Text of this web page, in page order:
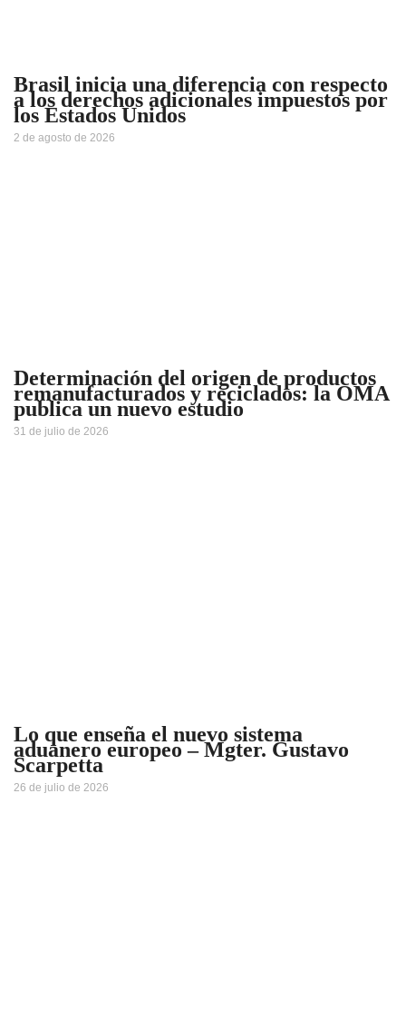
Brasil inicia una diferencia con respecto
a los derechos adicionales impuestos por
los Estados Unidos
2 de agosto de 2026
Determinación del origen de productos
remanufacturados y reciclados: la OMA
publica un nuevo estudio
31 de julio de 2026
Lo que enseña el nuevo sistema
aduanero europeo – Mgter. Gustavo
Scarpetta
26 de julio de 2026